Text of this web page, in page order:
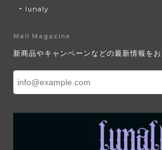
lunaly
Mail Magazine
新商品やキャンペーンなどの最新情報をお